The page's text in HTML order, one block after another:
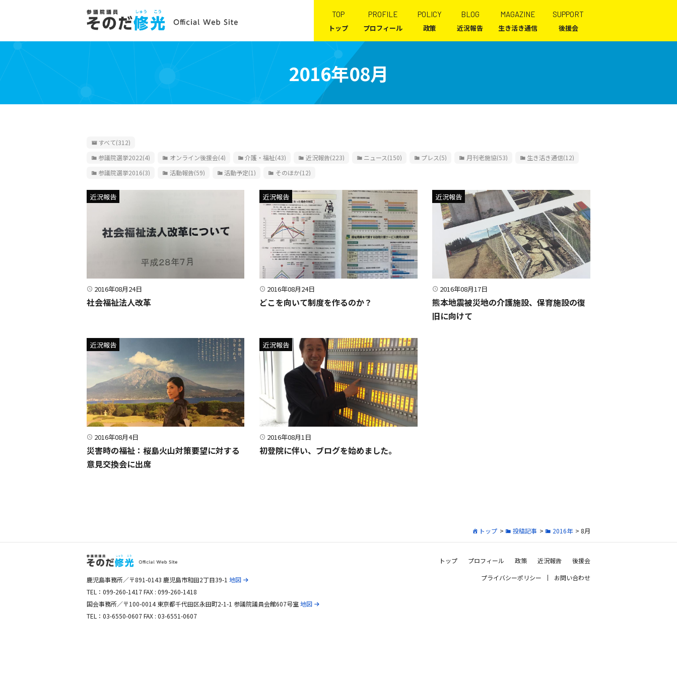
トップ
TOP
プロフィール
PROFILE
政策
POLICY
近況報告
BLOG
生き活き通信
MAGAZINE
後援会
SUPPORT
2016年08月
すべて(312)
参議院選挙2022(4) オンライン後援会(4) 介護・福祉(43) 近況報告(223) ニュース(150) プレス(5) 月刊老施協(53) 生き活き通信(12)
参議院選挙2016(3) 活動報告(59) 活動予定(1) そのほか(12)
2016年08月24日
社会福祉法人改革
近況報告
2016年08月24日
どこを向いて制度を作るのか？
近況報告
2016年08月17日
熊本地震被災地の介護施設、保育施設の復
旧に向けて
近況報告
2016年08月4日
災害時の福祉：桜島火山対策要望に対する
意見交換会に出席
近況報告
2016年08月1日
初登院に伴い、ブログを始めました。
近況報告
トップ > 投稿記事 > 2016年 > 8月
鹿児島事務所／〒891-0143 鹿児島市和田2丁目39-1 地図
TEL：099-260-1417 FAX : 099-260-1418
国会事務所／〒100-0014 東京都千代田区永田町2-1-1 参議院議員会館607号室 地図
TEL：03-6550-0607 FAX : 03-6551-0607
トップ プロフィール 政策 近況報告
後援会
プライバシーポリシー
お問い合わせ